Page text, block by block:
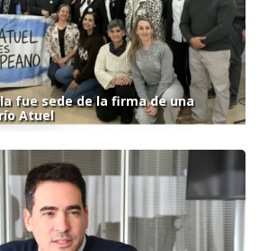
fue sede de la firma de una
Atuel